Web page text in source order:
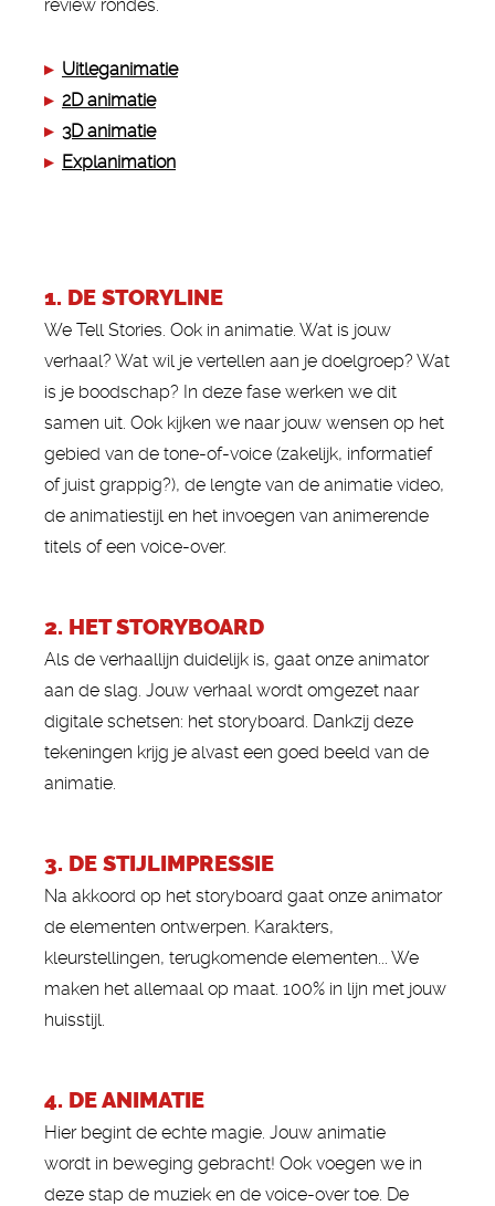
review rondes.
▸ Uitleganimatie
▸ 2D animatie
▸ 3D animatie
▸ Explanimation
1. DE STORYLINE
We Tell Stories. Ook in animatie. Wat is jouw
verhaal? Wat wil je vertellen aan je doelgroep? Wat
is je boodschap? In deze fase werken we dit
samen uit. Ook kijken we naar jouw wensen op het
gebied van de tone-of-voice (zakelijk, informatief
of juist grappig?), de lengte van de animatie video,
de animatiestijl en het invoegen van animerende
titels of een voice-over.
2. HET STORYBOARD
Als de verhaallijn duidelijk is, gaat onze animator
aan de slag. Jouw verhaal wordt omgezet naar
digitale schetsen: het storyboard. Dankzij deze
tekeningen krijg je alvast een goed beeld van de
animatie.
3. DE STIJLIMPRESSIE
Na akkoord op het storyboard gaat onze animator
de elementen ontwerpen. Karakters,
kleurstellingen, terugkomende elementen... We
maken het allemaal op maat. 100% in lijn met jouw
huisstijl.
4. DE ANIMATIE
Hier begint de echte magie. Jouw animatie
wordt in beweging gebracht! Ook voegen we in
deze stap de muziek en de voice-over toe. De